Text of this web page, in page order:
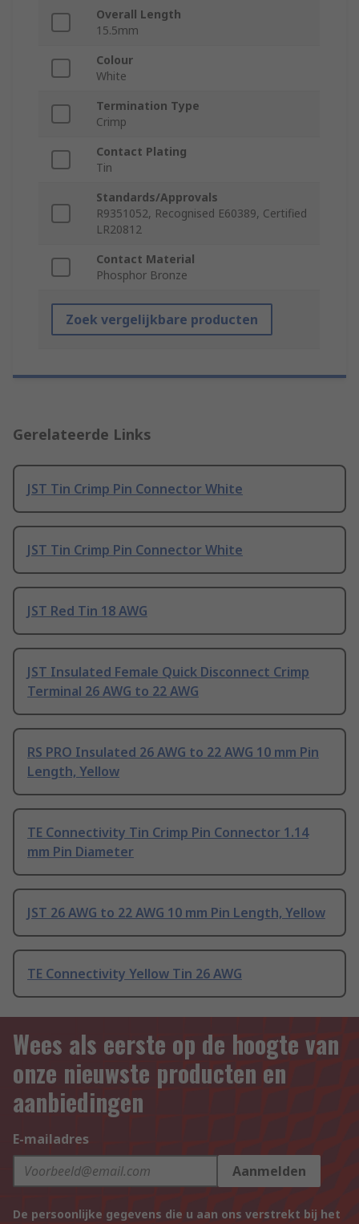
Overall Length
15.5mm
Colour
White
Termination Type
Crimp
Contact Plating
Tin
Standards/Approvals
R9351052, Recognised E60389, Certified
LR20812
Contact Material
Phosphor Bronze
Zoek vergelijkbare producten
Gerelateerde Links
JST Tin Crimp Pin Connector White
JST Tin Crimp Pin Connector White
JST Red Tin 18 AWG
JST Insulated Female Quick Disconnect Crimp
Terminal 26 AWG to 22 AWG
RS PRO Insulated 26 AWG to 22 AWG 10 mm Pin
Length, Yellow
TE Connectivity Tin Crimp Pin Connector 1.14
mm Pin Diameter
JST 26 AWG to 22 AWG 10 mm Pin Length, Yellow
TE Connectivity Yellow Tin 26 AWG
Wees als eerste op de hoogte van
onze nieuwste producten en
aanbiedingen
E-mailadres
Aanmelden
De persoonlijke gegevens die u aan ons verstrekt bij het